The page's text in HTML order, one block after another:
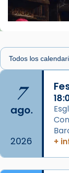
🔗
📸 J. Merino
de
2 weeks
Aquest
missa
comitè
7
ago.
2026
+